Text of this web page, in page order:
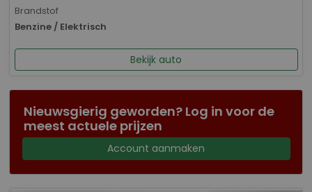
Brandstof
Benzine / Elektrisch
Bekijk auto
Nieuwsgierig geworden? Log in voor de
meest actuele prijzen
Account aanmaken